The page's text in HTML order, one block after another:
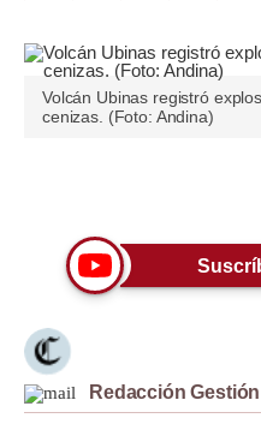
Opinión
Editorial
Tendencias
Viajes
Moda
Volcán Ubinas registró
cenizas. (Foto: Andina)
Redacción Gestión